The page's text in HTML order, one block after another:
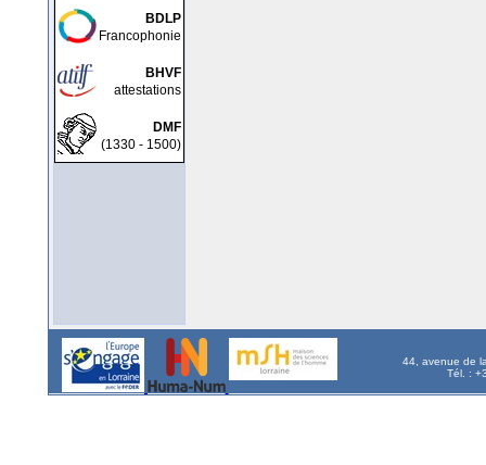
BDLP
Francophonie
BHVF
attestations
DMF
(1330 - 1500)
44, avenue de
Tél. :